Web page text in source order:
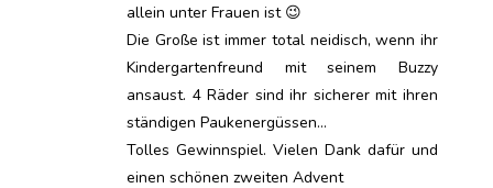
allein unter Frauen ist 😉
Die Große ist immer total neidisch, wenn ihr
Kindergartenfreund mit seinem Buzzy
ansaust. 4 Räder sind ihr sicherer mit ihren
ständigen Paukenergüssen…
Tolles Gewinnspiel. Vielen Dank dafür und
einen schönen zweiten Advent